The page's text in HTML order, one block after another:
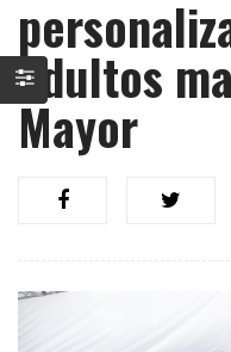
adultos
Mayor